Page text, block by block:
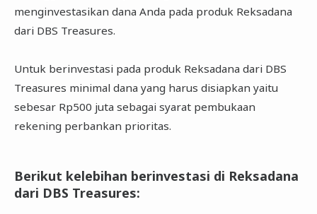
menginvestasikan dana Anda pada produk Reksadana
dari DBS Treasures.
Untuk berinvestasi pada produk Reksadana dari DBS
Treasures minimal dana yang harus disiapkan yaitu
sebesar Rp500 juta sebagai syarat pembukaan
rekening perbankan prioritas.
Berikut kelebihan berinvestasi di Reksadana
dari DBS Treasures: